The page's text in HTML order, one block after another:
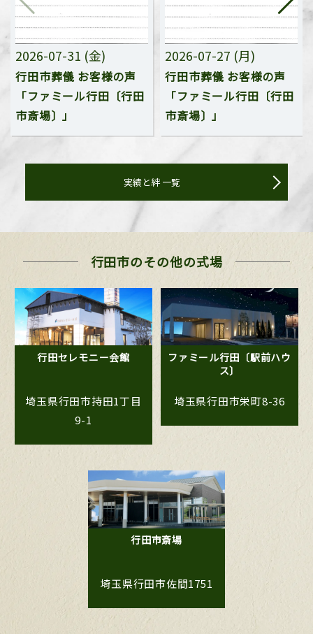
2026-07-31 (金)
行田市葬儀 お客様の声
「ファミール行田〔行田
市斎場〕」
2026-07-27 (月)
行田市葬儀 お客様の声
「ファミール行田〔行田
市斎場〕」
実績と絆 一覧
行田市のその他の式場
行田セレモニー会館
埼玉県行田市持田1丁目
9-1
ファミール行田〔駅前ハウ
ス〕
埼玉県行田市栄町8-36
行田市斎場
埼玉県行田市佐間1751